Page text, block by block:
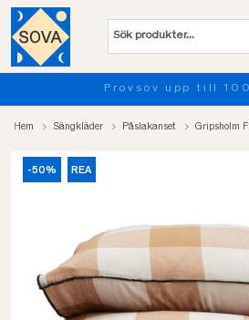
Provsov upp till 100
Hem Sängkläder Påslakanset Gripsholm
-50% REA